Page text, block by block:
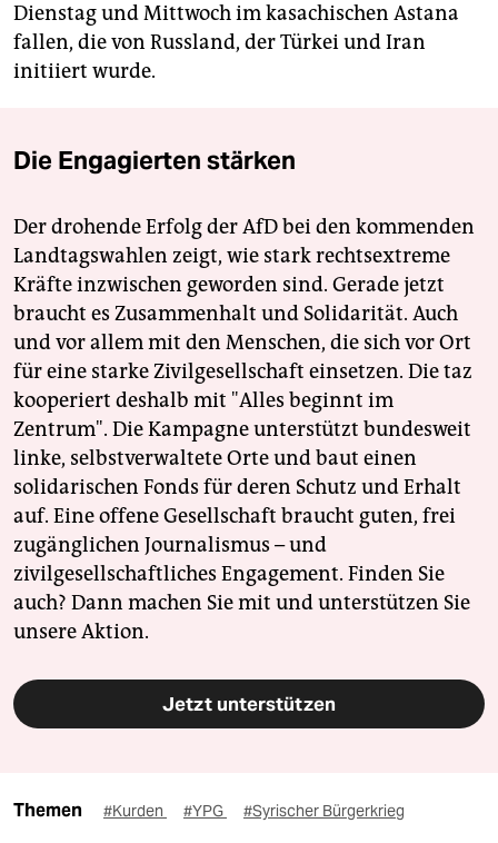
Dienstag und Mittwoch im kasachischen Astana
fallen, die von Russland, der Türkei und Iran
initiiert wurde.
Die Engagierten stärken
Der drohende Erfolg der AfD bei den kommenden
Landtagswahlen zeigt, wie stark rechtsextreme
Kräfte inzwischen geworden sind. Gerade jetzt
braucht es Zusammenhalt und Solidarität. Auch
und vor allem mit den Menschen, die sich vor Ort
für eine starke Zivilgesellschaft einsetzen. Die taz
kooperiert deshalb mit "Alles beginnt im
Zentrum". Die Kampagne unterstützt bundesweit
linke, selbstverwaltete Orte und baut einen
solidarischen Fonds für deren Schutz und Erhalt
auf. Eine offene Gesellschaft braucht guten, frei
zugänglichen Journalismus – und
zivilgesellschaftliches Engagement. Finden Sie
auch? Dann machen Sie mit und unterstützen Sie
unsere Aktion.
Jetzt unterstützen
Themen #Kurden #YPG #Syrischer Bürgerkrieg